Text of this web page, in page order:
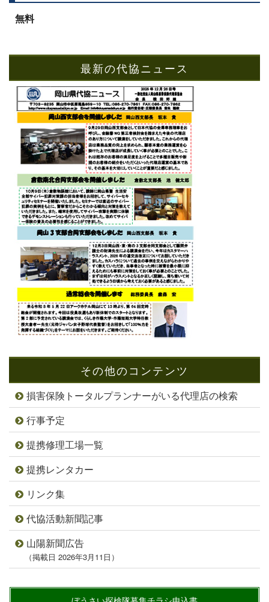
無料
最新の代協ニュース
その他のコンテンツ
損害保険トータルプランナーがいる代理店の検索
行事予定
提携修理工場一覧
提携レンタカー
リンク集
代協活動新聞記事
山陽新聞広告
（掲載日 2026年3月11日）